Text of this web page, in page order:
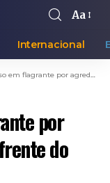
Aa
Internacional
agredir companheira na frente do filho em Macapá
por
do